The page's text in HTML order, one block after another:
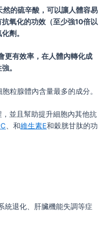
的硫辛酸，可以讓人體容易
氧化的功效（至少強10倍以
劑。
有效率，在人體內轉化成
。
粒腺體內含量最多的成分。
並且幫助提升細胞內其他抗
、和維生素E和穀胱甘肽的功
統退化、肝臟機能失調等症